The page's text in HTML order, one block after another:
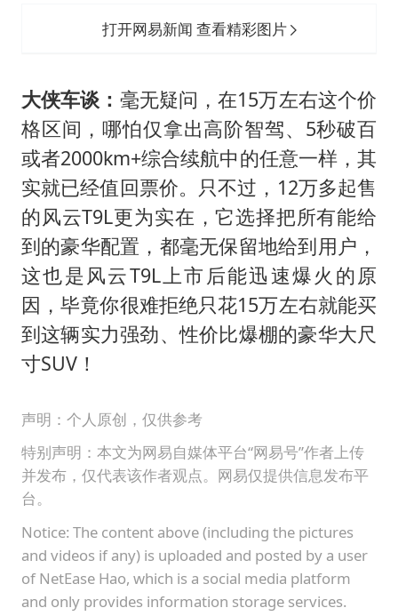
打开网易新闻 查看精彩图片
大侠车谈： 毫无疑问，在15万左右这个价
格区间，哪怕仅拿出高阶智驾、5秒破百
或者2000km+综合续航中的任意一样，其
实就已经值回票价。只不过，12万多起售
的风云T9L更为实在，它选择把所有能给
到的豪华配置，都毫无保留地给到用户，
这也是风云T9L上市后能迅速爆火的原
因，毕竟你很难拒绝只花15万左右就能买
到这辆实力强劲、性价比爆棚的豪华大尺
寸SUV！
声明：个人原创，仅供参考
特别声明：本文为网易自媒体平台“网易号”作者上传
并发布，仅代表该作者观点。网易仅提供信息发布平
台。
Notice: The content above (including the pictures
and videos if any) is uploaded and posted by a user
of NetEase Hao, which is a social media platform
and only provides information storage services.